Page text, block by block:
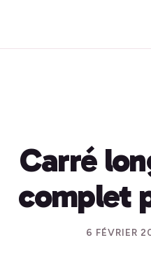
Carré
complet
6 FÉVRIER